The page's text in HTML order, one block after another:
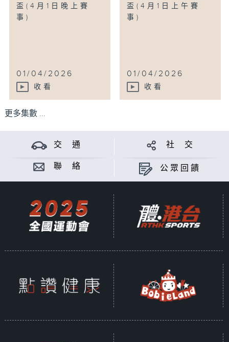
盃(4月1日晚上賽
事)
01/04/2026
收看
盃(4月1日上午賽
事)
01/04/2026
收看
更多集數 ...
交 通 社 交
聯 絡 公眾回饋